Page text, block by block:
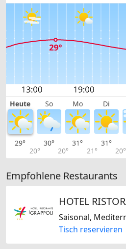
Heute So Mo Di
29°
20°
30°
20°
31°
21°
31°
20°
Empfohlene Restaurants
Tisch reservieren